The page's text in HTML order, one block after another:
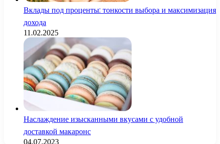
Вклады под проценты: тонкости выбора и максимизация
дохода
11.02.2025
Наслаждение изысканными вкусами с удобной
доставкой макаронс
04.07.2023